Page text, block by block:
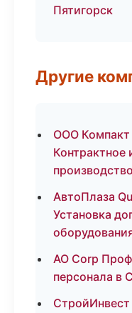
Пятигорск
Другие
ООО
Контрактное
АвтоПлаза
Установка
АО Corp
персонала в